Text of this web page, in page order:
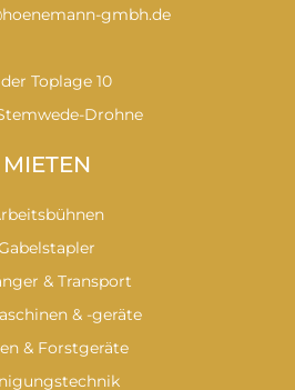
gmbh.de
Toplage 10
Drohne
MIETEN
& Transport
& -geräte
& Forstgeräte